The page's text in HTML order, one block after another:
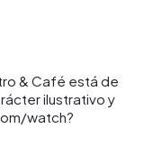
& Café está de
ilustrativo y
watch?